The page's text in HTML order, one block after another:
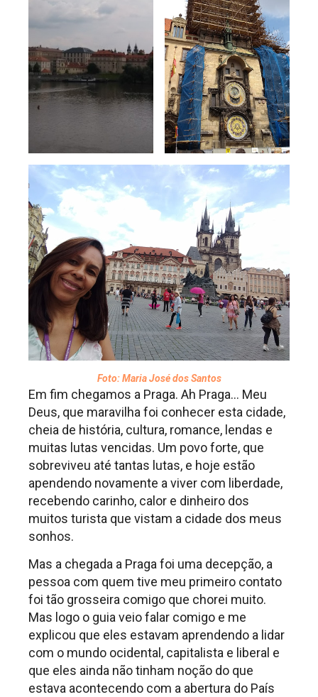
Foto: Maria José dos Santos
Em fim chegamos a Praga. Ah Praga… Meu
Deus, que maravilha foi conhecer esta cidade,
cheia de história, cultura, romance, lendas e
muitas lutas vencidas. Um povo forte, que
sobreviveu até tantas lutas, e hoje estão
apendendo novamente a viver com liberdade,
recebendo carinho, calor e dinheiro dos
muitos turista que vistam a cidade dos meus
sonhos.
Mas a chegada a Praga foi uma decepção, a
pessoa com quem tive meu primeiro contato
foi tão grosseira comigo que chorei muito.
Mas logo o guia veio falar comigo e me
explicou que eles estavam aprendendo a lidar
com o mundo ocidental, capitalista e liberal e
que eles ainda não tinham noção do que
estava acontecendo com a abertura do País